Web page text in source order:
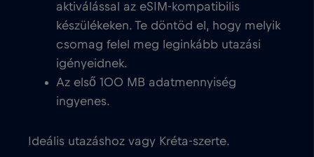
aktiválással az eSIM-kompatibilis
készülékeken. Te döntöd el, hogy melyik
csomag felel meg leginkább utazási
igényeidnek.
Az első 100 MB adatmennyiség
ingyenes.
Ideális utazáshoz vagy Kréta-szerte.